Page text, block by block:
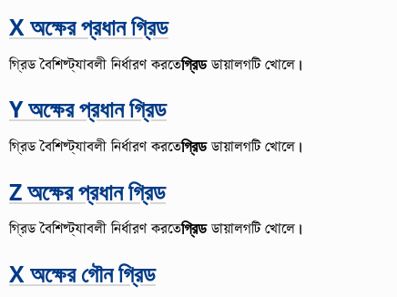
X অক্ষের প্রধান গ্রিড
গ্রিড বৈশিষ্ট্যাবলী নির্ধারণ করতেগ্রিডডায়ালগটি খোলে।
Y অক্ষের প্রধান গ্রিড
গ্রিড বৈশিষ্ট্যাবলী নির্ধারণ করতেগ্রিডডায়ালগটি খোলে।
Z অক্ষের প্রধান গ্রিড
গ্রিড বৈশিষ্ট্যাবলী নির্ধারণ করতেগ্রিডডায়ালগটি খোলে।
X অক্ষের গৌন গ্রিড